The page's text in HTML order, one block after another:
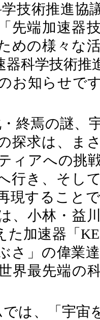
学技術推進協
先端加速器
めの様々な
器科学技術推
お知らせで
終焉の謎、
探求は、ま
ィアへの挑
行き、そし
現すること
、小林・益
た加速器「
さ」の偉業
界最先端の
は、「宇宙